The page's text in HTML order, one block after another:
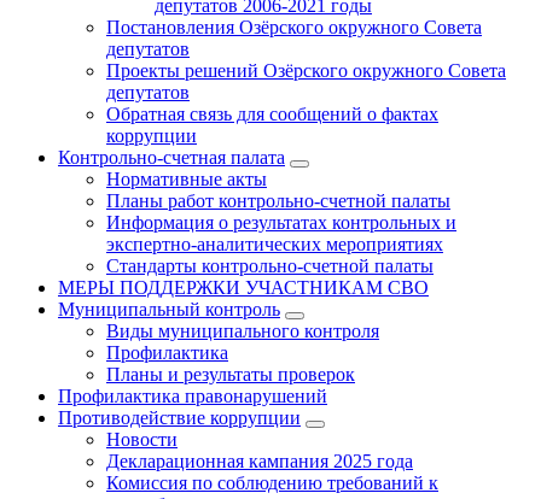
депутатов 2006-2021 годы
Постановления Озёрского окружного Совета
депутатов
Проекты решений Озёрского окружного Совета
депутатов
Обратная связь для сообщений о фактах
коррупции
Контрольно-счетная палата
Нормативные акты
Планы работ контрольно-счетной палаты
Информация о результатах контрольных и
экспертно-аналитических мероприятиях
Стандарты контрольно-счетной палаты
МЕРЫ ПОДДЕРЖКИ УЧАСТНИКАМ СВО
Муниципальный контроль
Виды муниципального контроля
Профилактика
Планы и результаты проверок
Профилактика правонарушений
Противодействие коррупции
Новости
Декларационная кампания 2025 года
Комиссия по соблюдению требований к